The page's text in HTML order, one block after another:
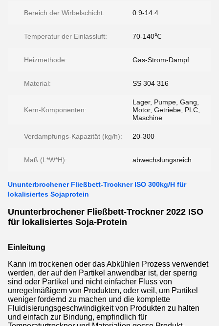
Bereich der Wirbelschicht: 0.9-14.4
Temperatur der Einlassluft: 70-140℃
Heizmethode: Gas-Strom-Dampf
Material: SS 304 316
Kern-Komponenten:
Lager, Pumpe, Gang,
Motor, Getriebe, PLC,
Maschine
Verdampfungs-Kapazität (kg/h): 20-300
Maß (L*W*H): abwechslungsreich
Ununterbrochener Fließbett-Trockner ISO 300kg/H für
lokalisiertes Sojaprotein
Ununterbrochener Fließbett-Trockner 2022 ISO
für lokalisiertes Soja-Protein
Einleitung
Kann im trockenen oder das Abkühlen Prozess verwendet
werden, der auf den Partikel anwendbar ist, der sperrig
sind oder Partikel und nicht einfacher Fluss von
unregelmäßigem von Produkten, oder weil, um Partikel
weniger fordernd zu machen und die komplette
Fluidisierungsgeschwindigkeit von Produkten zu halten
und einfach zur Bindung, empfindlich für